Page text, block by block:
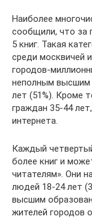
Наиболее
сообщили, что за
5 книг. Такая
среди москвичей
городов-
неполным высшим
лет (51%). Кроме
граждан 35-44
интернета.
Каждый
более книг и
читателям». Они
людей 18-24 лет
высшим
жителей городов